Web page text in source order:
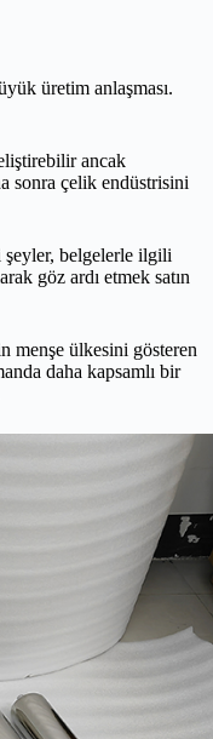
üretim anlaşması.
ancak
sonra çelik endüstrisini
belgelerle ilgili
göz ardı etmek satın
menşe ülkesini gösteren
daha kapsamlı bir